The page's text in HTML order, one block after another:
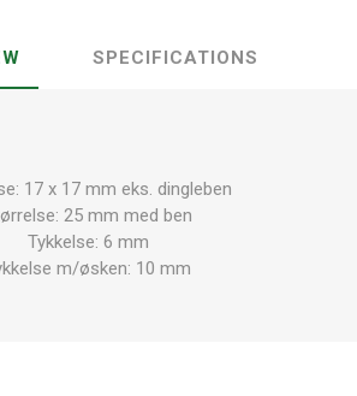
SPECIFICATIONS
17 x 17 mm eks. dingleben
25 mm med ben
Tykkelse: 6 mm
m/øsken: 10 mm